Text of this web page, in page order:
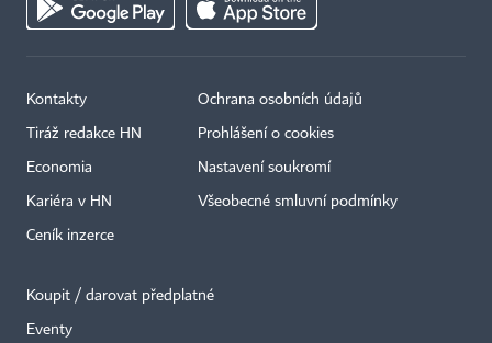
Kontakty
Tiráž redakce HN
Economia
Kariéra v HN
Ceník inzerce
Ochrana osobních údajů
Prohlášení o cookies
Nastavení soukromí
Všeobecné smluvní podmínky
Koupit / darovat předplatné
Eventy